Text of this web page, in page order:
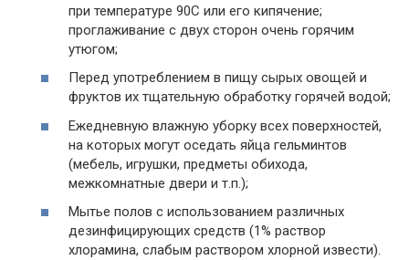
при температуре 90C или его кипячение;
проглаживание с двух сторон очень горячим
утюгом;
Перед употреблением в пищу сырых овощей и
фруктов их тщательную обработку горячей водой;
Ежедневную влажную уборку всех поверхностей,
на которых могут оседать яйца гельминтов
(мебель, игрушки, предметы обихода,
межкомнатные двери и т.п.);
Мытье полов с использованием различных
дезинфицирующих средств (1% раствор
хлорамина, слабым раствором хлорной извести).